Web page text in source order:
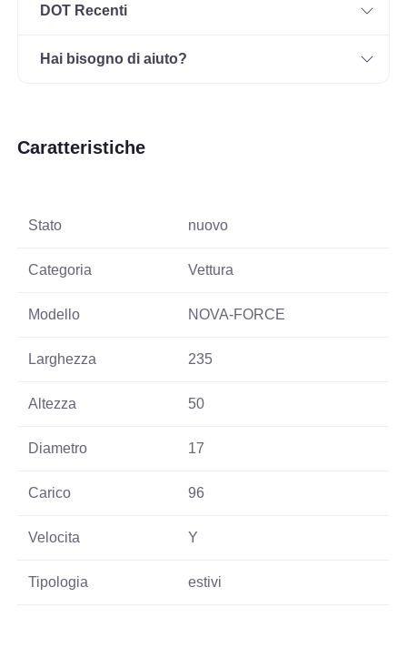
DOT Recenti
Hai bisogno di aiuto?
Caratteristiche
Stato nuovo
Categoria Vettura
Modello NOVA-FORCE
Larghezza 235
Altezza 50
Diametro 17
Carico 96
Velocita Y
Tipologia estivi